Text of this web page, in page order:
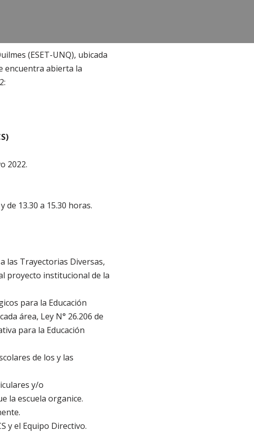
(ESET-UNQ), ubicada
encuentra abierta la
2022.
de 13.30 a 15.30 horas.
las Trayectorias Diversas,
proyecto institucional de la
para la Educación
área, Ley N° 26.206 de
para la Educación
de los y las
y/o
la escuela organice.
y el Equipo Directivo.